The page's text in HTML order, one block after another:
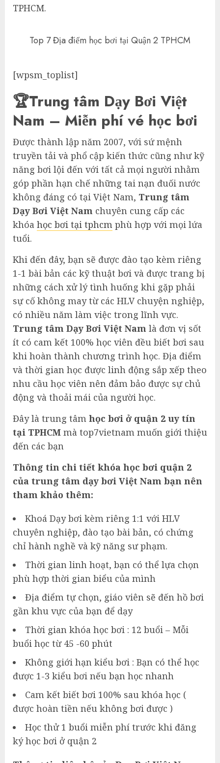
TPHCM.
Top 7 Địa điểm học bơi tại Quận 2 TPHCM
[wpsm_toplist]
🏆Trung tâm Dạy Bơi Việt
Nam – Miễn phí vé học bơi
Được thành lập năm 2007, với sứ mệnh
truyền tải và phổ cập kiến thức cũng như kỹ
năng bơi lội đến với tất cả mọi người nhằm
góp phần hạn chế những tai nạn đuối nước
không đáng có tại Việt Nam, Trung tâm
Dạy Bơi Việt Nam chuyên cung cấp các
khóa học bơi tại tphcm phù hợp với mọi lứa
tuổi.
Khi đến đây, bạn sẽ được đào tạo kèm riêng
1-1 bài bản các kỹ thuật bơi và được trang bị
những cách xử lý tình huống khi gặp phải
sự cố không may từ các HLV chuyện nghiệp,
có nhiều năm làm việc trong lĩnh vực.
Trung tâm Dạy Bơi Việt Nam là đơn vị sốt
ít có cam kết 100% học viên đều biết bơi sau
khi hoàn thành chương trình học. Địa điểm
và thời gian học được linh động sắp xếp theo
nhu cầu học viên nên đảm bảo được sự chủ
động và thoải mái của người học.
Đây là trung tâm học bơi ở quận 2 uy tín
tại TPHCM mà top7vietnam muốn giới thiệu
đến các bạn
Thông tin chi tiết khóa học bơi quận 2
của trung tâm dạy bơi Việt Nam bạn nên
tham khảo thêm:
Khoá Dạy bơi kèm riêng 1:1 với HLV
chuyên nghiệp, đào tạo bài bản, có chứng
chỉ hành nghề và kỹ năng sư phạm.
Thời gian linh hoạt, bạn có thể lựa chọn
phù hợp thời gian biểu của mình
Địa điểm tự chọn, giáo viên sẽ đến hồ bơi
gần khu vực của bạn để dạy
Thời gian khóa học bơi : 12 buổi – Mỗi
buổi học từ 45 -60 phút
Không giới hạn kiểu bơi : Bạn có thể học
được 1-3 kiểu bơi nếu bạn học nhanh
Cam kết biết bơi 100% sau khóa học (
được hoàn tiền nếu không bơi được )
Học thử 1 buổi miễn phí trước khi đăng
ký học bơi ở quận 2